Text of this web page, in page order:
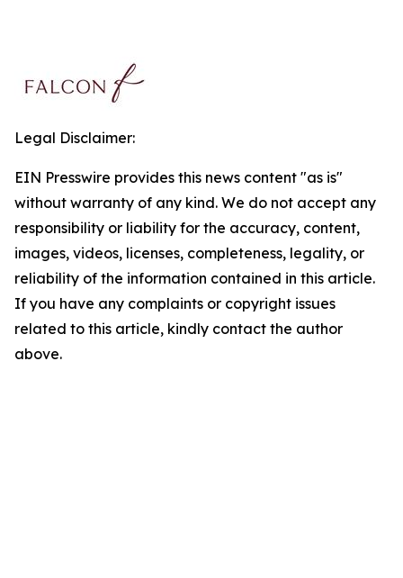
Legal Disclaimer:
EIN Presswire provides this news content "as is"
without warranty of any kind. We do not accept any
responsibility or liability for the accuracy, content,
images, videos, licenses, completeness, legality, or
reliability of the information contained in this article.
If you have any complaints or copyright issues
related to this article, kindly contact the author
above.